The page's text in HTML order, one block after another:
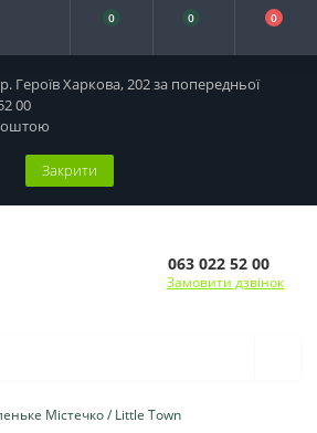
Героїв Харкова, 202 за попередньої
00
Закрити
0 0 0
063 022 52 00
Замовити дзвінок
Містечко / Little Town